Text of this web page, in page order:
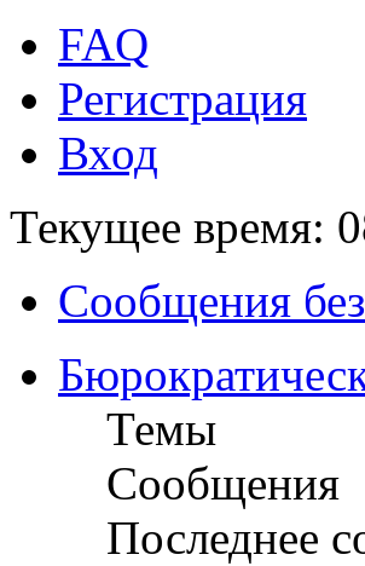
FAQ
Регистрация
Вход
Текущее время:
Сообщения
Темы
Сообщения
Последнее